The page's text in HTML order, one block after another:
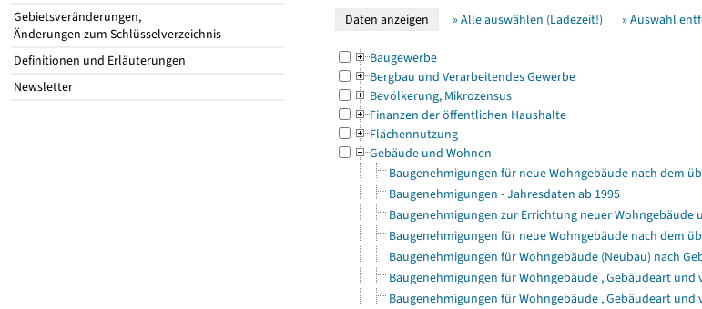
Gebietsveränderungen,
Änderungen zum Schlüsselverzeichnis
Definitionen und Erläuterungen
Newsletter
» Alle auswählen (Ladezeit!) » Auswahl
Baugewerbe
Bergbau und Verarbeitendes Gewerbe
Bevölkerung, Mikrozensus
Finanzen der öffentlichen Haushalte
Flächennutzung
Gebäude und Wohnen
Baugenehmigungen für neue Wohngebäude nach dem
Baugenehmigungen - Jahresdaten ab 1995
Baugenehmigungen zur Errichtung neuer
Baugenehmigungen für neue Wohngebäude nach dem
Baugenehmigungen für Wohngebäude (Neubau) nach
Baugenehmigungen für Wohngebäude , Gebäudeart
Baugenehmigungen für Wohngebäude , Gebäudeart